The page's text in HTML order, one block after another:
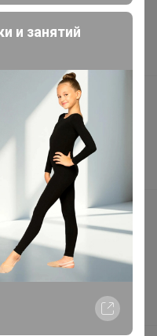
и занятий